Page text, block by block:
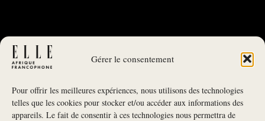
Gérer le consentement
Pour offrir les meilleures expériences, nous utilisons des technologies
telles que les cookies pour stocker et/ou accéder aux informations des
appareils. Le fait de consentir à ces technologies nous permettra de